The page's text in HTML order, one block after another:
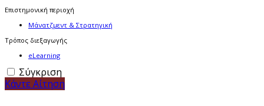
Επιστημονική περιοχή
Μάνατζμεντ & Στρατηγική
Τρόπος διεξαγωγής
eLearning
Σύγκριση
Κάντε Αίτηση